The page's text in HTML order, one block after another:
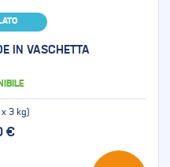
IN VASCHETTA
x 3 kg)
€